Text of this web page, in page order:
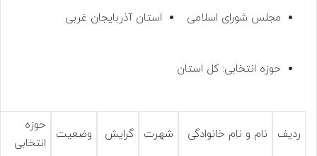
مجلس شورای اسلامی استان آذربایجان غربی
حوزه انتخابی: کل استان
ردیف نام و نام خانوادگی شهرت گرایش وضعیت
حوزه
انتخابی